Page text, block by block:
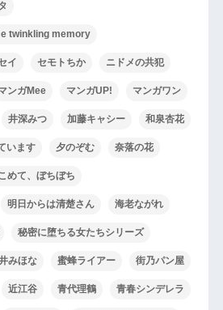
twinkling memory
イ セモトちか ニドメの共犯
ンガMee マンガUP! マンガワン
井深みつ 加藤キャシー 和泉杏花
います 夕のぞむ 奈落の花
めて、ぼちぼち
明日からは清楚さん 海老ながれ
秘密に堕ちる女たちシリーズ
みほな 蜜蜂ライアー 街乃パン屋
近江谷 青代理鶴 青春シンデレラ